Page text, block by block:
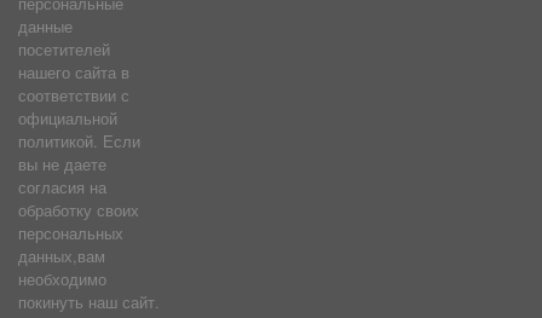
данные
посетителей
нашего сайта в
соответствии с
официальной
политикой. Если
вы не даете
согласия на
обработку своих
персональных
данных,вам
необходимо
покинуть наш сайт.